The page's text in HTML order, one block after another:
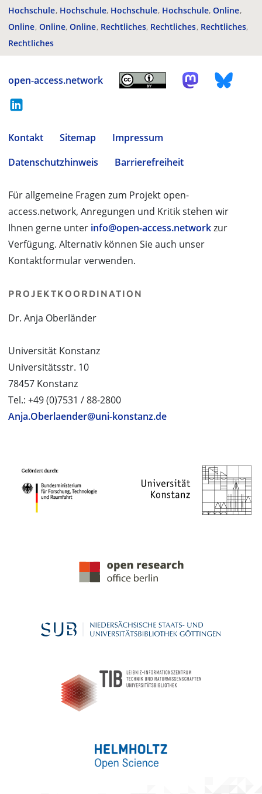
Hochschule Hochschule Hochschule Hochschule Online
Online Online Online Rechtliches Rechtliches Rechtliches
Rechtliches
open-access.network
Kontakt Sitemap
Impressum
Datenschutzhinweis
Barrierefreiheit
Für allgemeine Fragen zum Projekt open-
access.network, Anregungen und Kritik stehen wir
Ihnen gerne unter info@open-access.networkzur
Verfügung. Alternativ können Sie auch unser
Kontaktformular verwenden.
PROJEKTKOORDINATION
Dr. Anja Oberländer
Universität Konstanz
Universitätsstr. 10
78457 Konstanz
Tel.: +49 (0)7531 / 88-2800
Anja.Oberlaender@uni-konstanz.de